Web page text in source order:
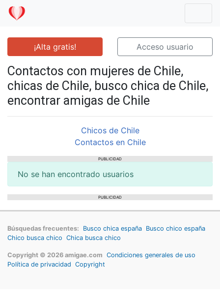
¡Alta gratis! Acceso usuario
Contactos con mujeres de Chile,
chicas de Chile, busco chica de Chile,
encontrar amigas de Chile
Chicos de Chile
Contactos en Chile
PUBLICIDAD
No se han encontrado usuarios
PUBLICIDAD
Búsquedas frecuentes: Busco chica españa Busco chico españa
Chico busca chico Chica busca chico
Copyright © 2026 amigae.com Condiciones generales de uso
Política de privacidad Copyright